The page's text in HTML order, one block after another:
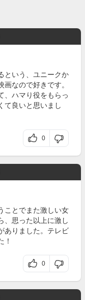
という、ユニークか
なので好きです。
、ハマり役をもらっ
て良いと思いまし
0
ことでまた激しい女
、思った以上に激し
ありました。テレビ
！
0